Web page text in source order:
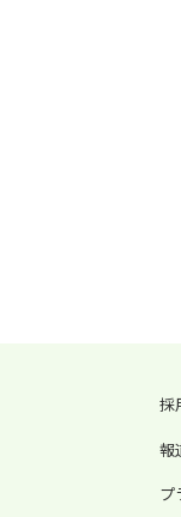
採
報
プ